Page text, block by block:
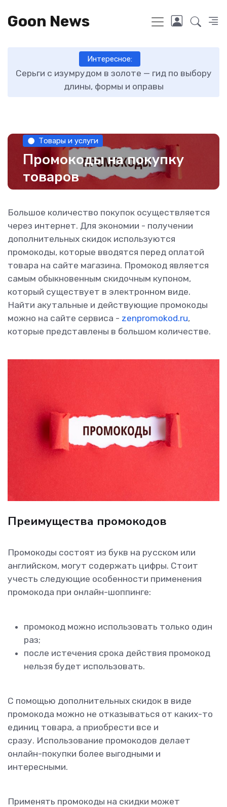
Goon News
Интересное:
Серьги с изумрудом в золоте — гид по выбору
длины, формы и оправы
Товары и услуги
Промокоды на покупку
товаров
Большое количество покупок осуществляется
через интернет. Для экономии - получении
дополнительных скидок используются
промокоды, которые вводятся перед оплатой
товара на сайте магазина. Промокод является
самым обыкновенным скидочным купоном,
который существует в электронном виде.
Найти акутальные и действующие промокоды
можно на сайте сервиса - zenpromokod.ru,
которые представлены в большом количестве.
Преимущества промокодов
Промокоды состоят из букв на русском или
английском, могут содержать цифры. Стоит
учесть следующие особенности применения
промокода при онлайн-шоппинге:
промокод можно использовать только один
раз;
после истечения срока действия промокод
нельзя будет использовать.
С помощью дополнительных скидок в виде
промокода можно не отказываться от каких-то
единиц товара, а приобрести все и
сразу. Использование промокодов делает
онлайн-покупки более выгодными и
интересными.
Применять промокоды на скидки может